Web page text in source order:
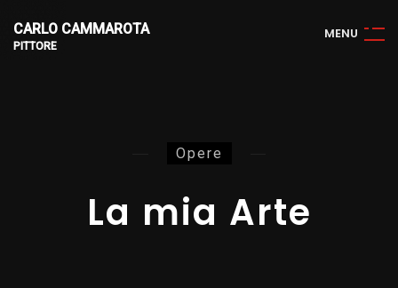
CARLO CAMMAROTA
PITTORE
MENU
Opere
La mia Arte